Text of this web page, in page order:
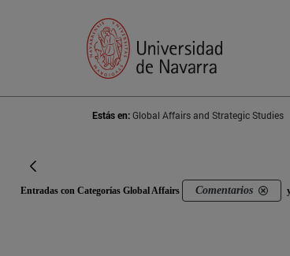
Estás en:Global Affairs and Strategic Studies
Entradas con Categorías Global Affairs Comentarios